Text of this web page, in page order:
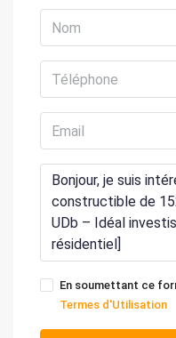
En soumettant ce
Termes d'Utilisation